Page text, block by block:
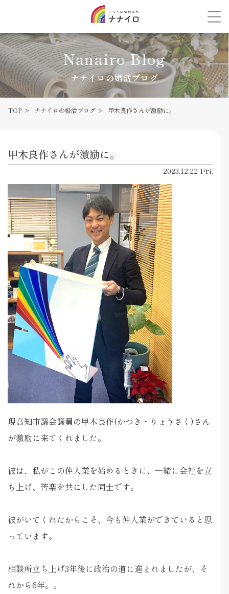
Nanairo Blog
ナナイロの婚活ブログ
TOP ナナイロの婚活ブログ 甲木良作さんが激励に。
甲木良作さんが激励に。
2023.12.22 Fri.
現高知市議会議員の甲木良作(かつき・りょうさく)さん
が激励に来てくれました。
彼は、私がこの仲人業を始めるときに、一緒に会社を立
ち上げ、苦楽を共にした同士です。
彼がいてくれたからこそ、今も仲人業ができていると思
っています。
相談所立ち上げ3年後に政治の道に進まれましたが、そ
れから6年。。